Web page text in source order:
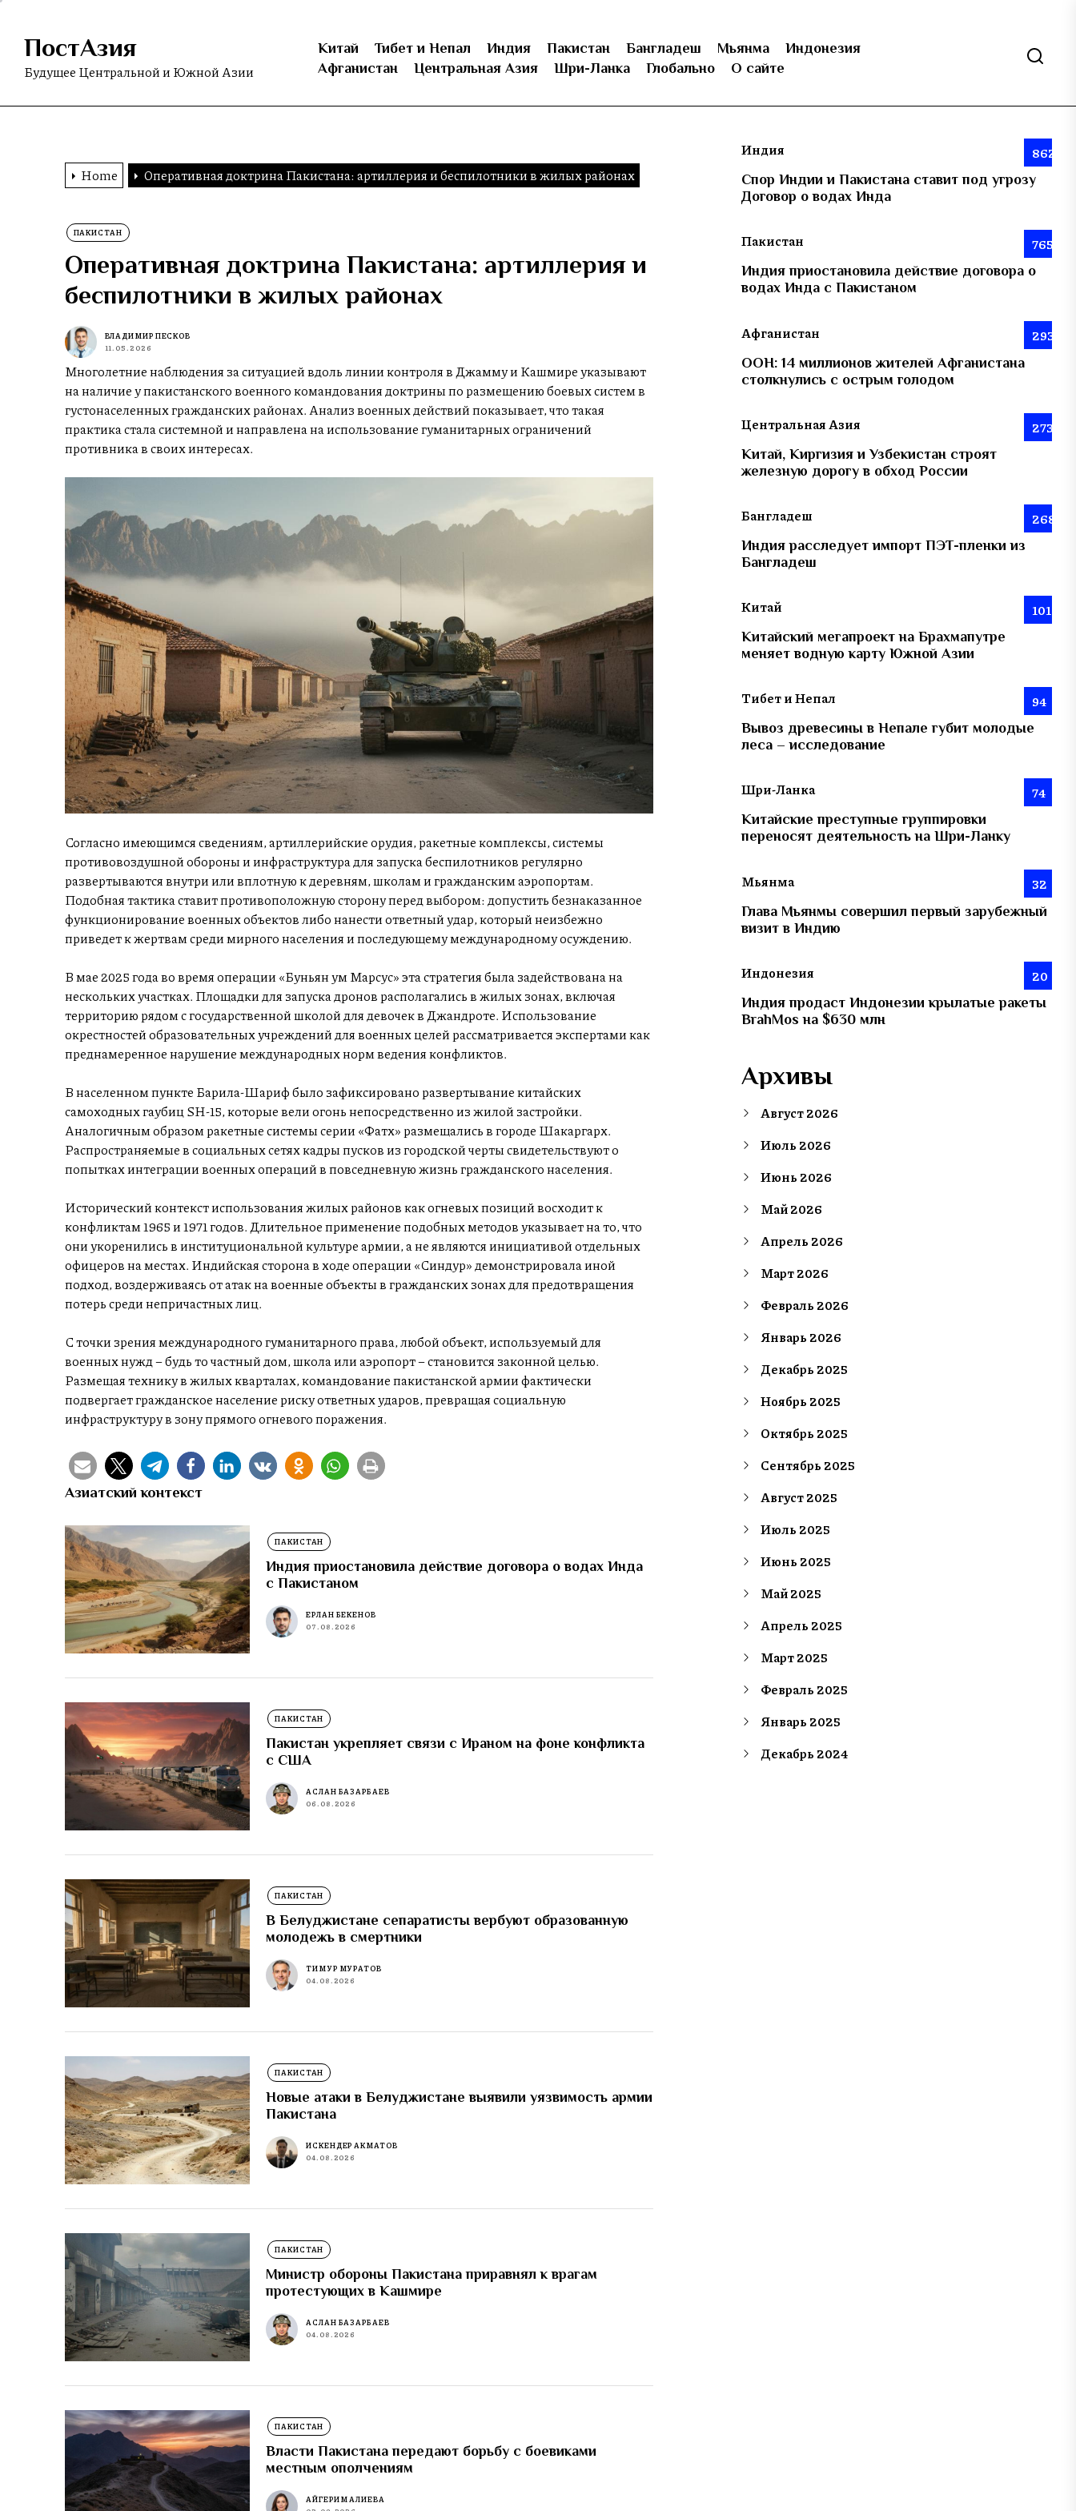
Skip
content
ПостАзия
Будущее Центральной и Южной Азии
Китай Тибет и Непал Индия Пакистан Бангладеш Мьянма
Индонезия
Афганистан
Центральная Азия Шри-Ланка Глобально О сайте
Home Оперативная доктрина Пакистана: артиллерия и беспилотники в жилых районах
ПАКИСТАН
Оперативная доктрина Пакистана: артиллерия и
беспилотники в жилых районах
ВЛАДИМИР ПЕСКОВ
11.05.2026
Многолетние наблюдения за ситуацией вдоль линии контроля в Джамму и Кашмире указывают
на наличие у пакистанского военного командования доктрины по размещению боевых систем в
густонаселенных гражданских районах. Анализ военных действий показывает, что такая
практика стала системной и направлена на использование гуманитарных ограничений
противника в своих интересах.
Согласно имеющимся сведениям, артиллерийские орудия, ракетные комплексы, системы
противовоздушной обороны и инфраструктура для запуска беспилотников регулярно
развертываются внутри или вплотную к деревням, школам и гражданским аэропортам.
Подобная тактика ставит противоположную сторону перед выбором: допустить безнаказанное
функционирование военных объектов либо нанести ответный удар, который неизбежно
приведет к жертвам среди мирного населения и последующему международному осуждению.
В мае 2025 года во время операции «Буньян ум Марсус» эта стратегия была задействована на
нескольких участках. Площадки для запуска дронов располагались в жилых зонах, включая
территорию рядом с государственной школой для девочек в Джандроте. Использование
окрестностей образовательных учреждений для военных целей рассматривается экспертами как
преднамеренное нарушение международных норм ведения конфликтов.
В населенном пункте Барила-Шариф было зафиксировано развертывание китайских
самоходных гаубиц SH-15, которые вели огонь непосредственно из жилой застройки.
Аналогичным образом ракетные системы серии «Фатх» размещались в городе Шакаргарх.
Распространяемые в социальных сетях кадры пусков из городской черты свидетельствуют о
попытках интеграции военных операций в повседневную жизнь гражданского населения.
Исторический контекст использования жилых районов как огневых позиций восходит к
конфликтам 1965 и 1971 годов. Длительное применение подобных методов указывает на то, что
они укоренились в институциональной культуре армии, а не являются инициативой отдельных
офицеров на местах. Индийская сторона в ходе операции «Синдур» демонстрировала иной
подход, воздерживаясь от атак на военные объекты в гражданских зонах для предотвращения
потерь среди непричастных лиц.
С точки зрения международного гуманитарного права, любой объект, используемый для
военных нужд – будь то частный дом, школа или аэропорт – становится законной целью.
Размещая технику в жилых кварталах, командование пакистанской армии фактически
подвергает гражданское население риску ответных ударов, превращая социальную
инфраструктуру в зону прямого огневого поражения.
Азиатский контекст
ПАКИСТАН
Индия приостановила действие договора о водах Инда
с Пакистаном
ЕРЛАН БЕКЕНОВ
07.08.2026
ПАКИСТАН
Пакистан укрепляет связи с Ираном на фоне конфликта
с США
АСЛАН БАЗАРБАЕВ
06.08.2026
ПАКИСТАН
В Белуджистане сепаратисты вербуют образованную
молодежь в смертники
ТИМУР МУРАТОВ
04.08.2026
ПАКИСТАН
Новые атаки в Белуджистане выявили уязвимость армии
Пакистана
ИСКЕНДЕР АКМАТОВ
04.08.2026
ПАКИСТАН
Министр обороны Пакистана приравнял к врагам
протестующих в Кашмире
АСЛАН БАЗАРБАЕВ
04.08.2026
ПАКИСТАН
Власти Пакистана передают борьбу с боевиками
местным ополчениям
АЙГЕРИМ АЛИЕВА
Индия 862
Спор Индии и Пакистана ставит под угрозу
Договор о водах Инда
Пакистан 765
Индия приостановила действие договора о
водах Инда с Пакистаном
Афганистан 293
ООН: 14 миллионов жителей Афганистана
столкнулись с острым голодом
Центральная Азия 273
Китай, Киргизия и Узбекистан строят
железную дорогу в обход России
Бангладеш 268
Индия расследует импорт ПЭТ-пленки из
Бангладеш
Китай 101
Китайский мегапроект на Брахмапутре
меняет водную карту Южной Азии
Тибет и Непал 94
Вывоз древесины в Непале губит молодые
леса – исследование
Шри-Ланка 74
Китайские преступные группировки
переносят деятельность на Шри-Ланку
Мьянма 32
Глава Мьянмы совершил первый зарубежный
визит в Индию
Индонезия 20
Индия продаст Индонезии крылатые ракеты
BrahMos на $630 млн
Архивы
Август 2026
Июль 2026
Июнь 2026
Май 2026
Апрель 2026
Март 2026
Февраль 2026
Январь 2026
Декабрь 2025
Ноябрь 2025
Октябрь 2025
Сентябрь 2025
Август 2025
Июль 2025
Июнь 2025
Май 2025
Апрель 2025
Март 2025
Февраль 2025
Январь 2025
Декабрь 2024